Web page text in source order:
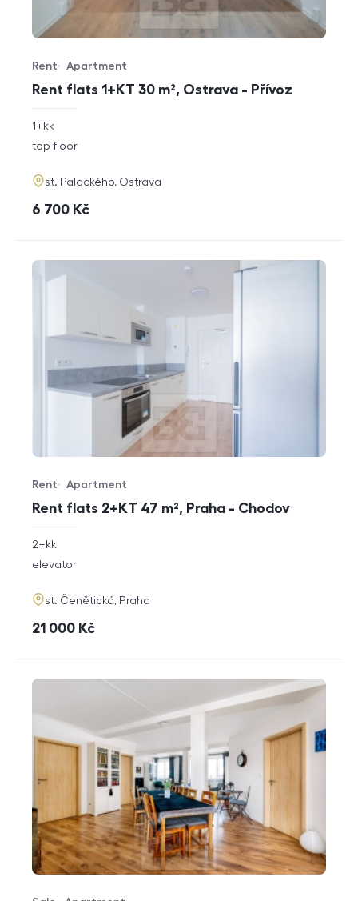
Rent flats 1+KT 30 m², Ostrava - Přívoz
Offer type
Rent
Property type
Apartment
rozměry
1+kk
funkce
top floor
adresa
st. Palackého, Ostrava
cena
6 700 Kč
Rent flats 2+KT 47 m², Praha - Chodov
Offer type
Rent
Property type
Apartment
rozměry
disposition
2+kk
funkce
elevator
adresa
st. Čenětická, Praha
cena
21 000 Kč